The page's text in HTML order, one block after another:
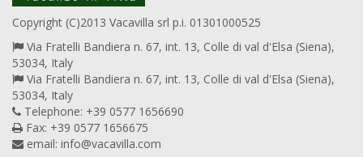
Copyright (C)2013 Vacavilla srl p.i. 01301000525
Via Fratelli Bandiera n. 67, int. 13, Colle di val d'Elsa (Siena),
53034, Italy
Via Fratelli Bandiera n. 67, int. 13, Colle di val d'Elsa (Siena),
53034, Italy
Telephone: +39 0577 1656690
Fax: +39 0577 1656675
email: info@vacavilla.com